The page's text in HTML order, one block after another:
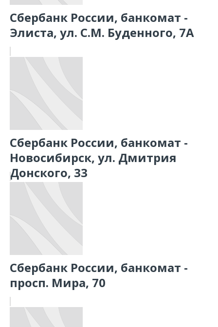
Сбербанк России, банкомат -
Элиста, ул. С.М. Буденного, 7А
Сбербанк России, банкомат -
Новосибирск, ул. Дмитрия
Донского, 33
Сбербанк России, банкомат -
просп. Мира, 70